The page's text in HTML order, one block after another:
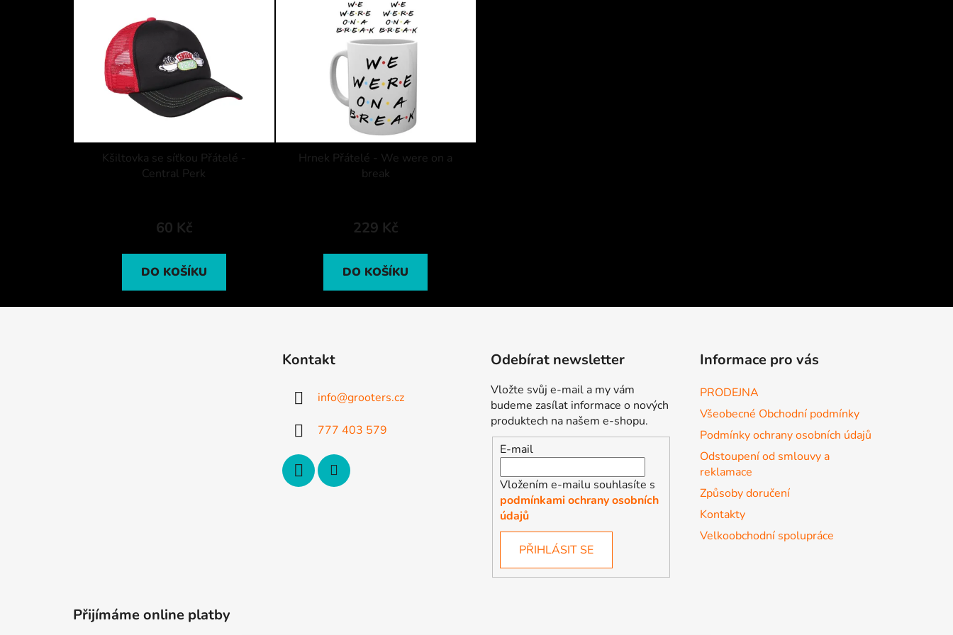
Kšiltovka se síťkou Přátelé -
Central Perk
60 Kč
DO KOŠÍKU
Hrnek Přátelé - We were on a
break
229 Kč
DO KOŠÍKU
Kontakt
info@grooters.cz
777 403 579
Odebírat newsletter
Vložte svůj e-mail a my vám
budeme zasílat informace o nových
produktech na našem e-shopu.
E-mail
Vložením e-mailu souhlasíte s
podmínkami ochrany osobních
údajů
PŘIHLÁSIT SE
Informace pro vás
PRODEJNA
Všeobecné Obchodní podmínky
Podmínky ochrany osobních údajů
Odstoupení od smlouvy a
reklamace
Způsoby doručení
Kontakty
Velkoobchodní spolupráce
Přijímáme online platby